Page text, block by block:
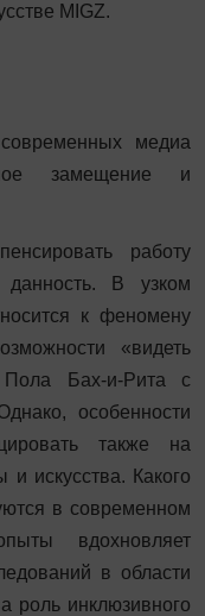
MIGZ.
медиа
замещение и
работу
данность. В узком
к феномену
«видеть
Пола Бах-и-Рита с
особенности
также на
и искусства. Какого
в современном
вдохновляет
в области
роль инклюзивного